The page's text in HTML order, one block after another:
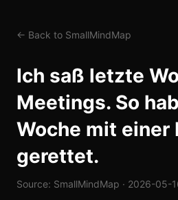
← Back to SmallMindMap
Ich saß letzte
Meetings. So
Woche mit einer
gerettet.
Source: SmallMindMap · 2026-05-